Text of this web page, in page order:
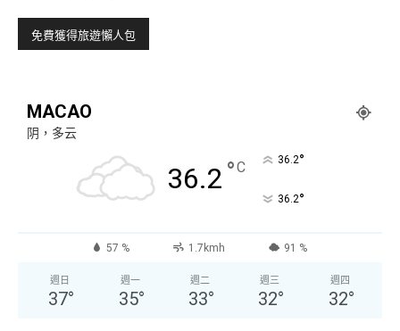
MACAO
阴，多云
36.2 °C 36.2°
36.2°
57 % 1.7kmh 91 %
週日
37°
週一
35°
週二
33°
週三
32°
週四
32°